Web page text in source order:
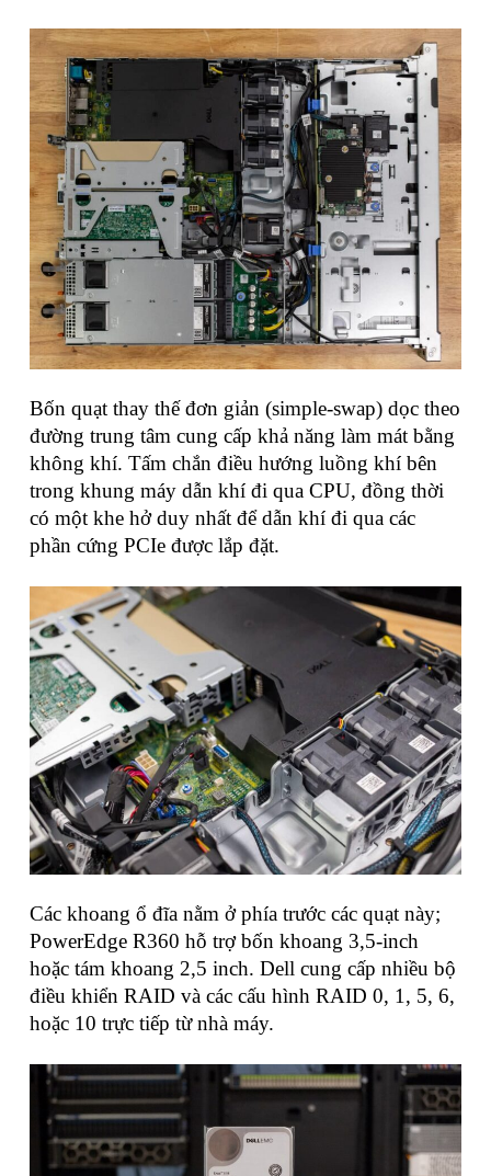
Bốn quạt thay thế đơn giản (simple-swap) dọc theo
đường trung tâm cung cấp khả năng làm mát bằng
không khí. Tấm chắn điều hướng luồng khí bên
trong khung máy dẫn khí đi qua CPU, đồng thời
có một khe hở duy nhất để dẫn khí đi qua các
phần cứng PCIe được lắp đặt.
Các khoang ổ đĩa nằm ở phía trước các quạt này;
PowerEdge R360 hỗ trợ bốn khoang 3,5-inch
hoặc tám khoang 2,5 inch. Dell cung cấp nhiều bộ
điều khiển RAID và các cấu hình RAID 0, 1, 5, 6,
hoặc 10 trực tiếp từ nhà máy.